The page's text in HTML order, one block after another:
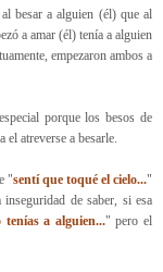
besar a alguien (él) que al
a amar (él) tenía a alguien
empezaron ambos a
porque los besos de
atreverse a besarle.
"sentí que toqué el cielo..."
de saber, si esa
tenías a alguien..." pero el